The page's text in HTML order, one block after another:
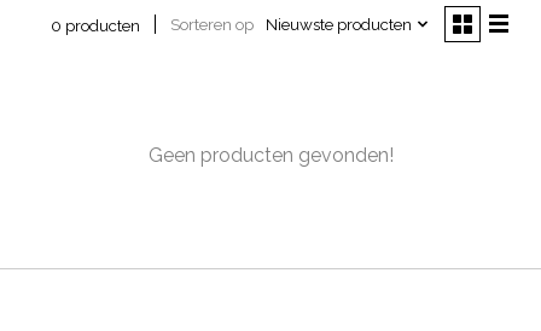
0 producten Sorteren op Nieuwste producten
Geen producten gevonden!